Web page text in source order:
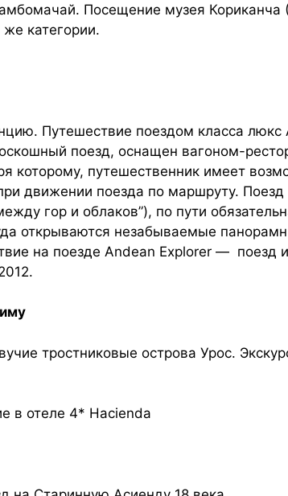
Посещение музея
категории.
Путешествие поездом класса люкс
поезд, оснащен вагоном-
которому, путешественник имеет
движении поезда по маршруту. Поезд
гор и облаков”), по пути
открываются незабываемые
на поезде Andean Explorer — поезд
тростниковые острова Урос.
в отеле 4* Hacienda